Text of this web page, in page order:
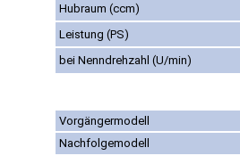
Hubraum (ccm)
Leistung (PS)
bei Nenndrehzahl (U/min)
Vorgängermodell
Nachfolgemodell